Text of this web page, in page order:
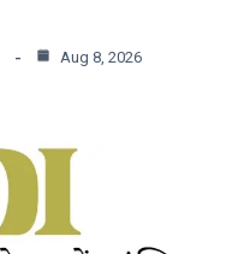
Aug 8, 2026